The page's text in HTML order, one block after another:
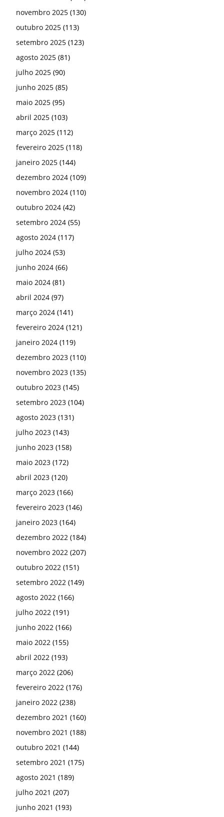
novembro 2025 (130)
outubro 2025 (113)
setembro 2025 (123)
agosto 2025 (81)
julho 2025 (90)
junho 2025 (85)
maio 2025 (95)
abril 2025 (103)
março 2025 (112)
fevereiro 2025 (118)
janeiro 2025 (144)
dezembro 2024 (109)
novembro 2024 (110)
outubro 2024 (42)
setembro 2024 (55)
agosto 2024 (117)
julho 2024 (53)
junho 2024 (66)
maio 2024 (81)
abril 2024 (97)
março 2024 (141)
fevereiro 2024 (121)
janeiro 2024 (119)
dezembro 2023 (110)
novembro 2023 (135)
outubro 2023 (145)
setembro 2023 (104)
agosto 2023 (131)
julho 2023 (143)
junho 2023 (158)
maio 2023 (172)
abril 2023 (120)
março 2023 (166)
fevereiro 2023 (146)
janeiro 2023 (164)
dezembro 2022 (184)
novembro 2022 (207)
outubro 2022 (151)
setembro 2022 (149)
agosto 2022 (166)
julho 2022 (191)
junho 2022 (166)
maio 2022 (155)
abril 2022 (193)
março 2022 (206)
fevereiro 2022 (176)
janeiro 2022 (238)
dezembro 2021 (160)
novembro 2021 (188)
outubro 2021 (144)
setembro 2021 (175)
agosto 2021 (189)
julho 2021 (207)
junho 2021 (193)